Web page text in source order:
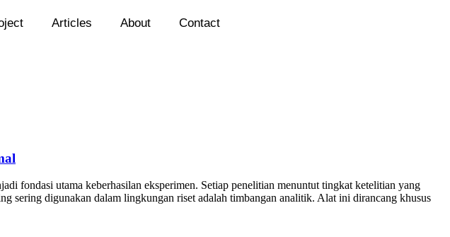
Articles About Contact
fondasi utama keberhasilan eksperimen. Setiap penelitian menuntut tingkat ketelitian yang
sering digunakan dalam lingkungan riset adalah timbangan analitik. Alat ini dirancang khusus